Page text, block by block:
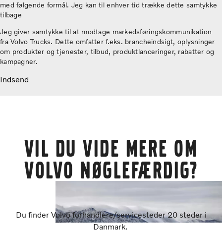
med følgende formål. Jeg kan til enhver tid trække dette samtykke
tilbage
Jeg giver samtykke til at modtage markedsføringskommunikation
fra Volvo Trucks. Dette omfatter f.eks. brancheindsigt, oplysninger
om produkter og tjenester, tilbud, produktlanceringer, rabatter og
kampagner.
Indsend
VIL DU VIDE MERE OM
VOLVO NØGLEFÆRDIG?
Du finder Volvo forhandlere/servicesteder 20 steder i
Danmark.